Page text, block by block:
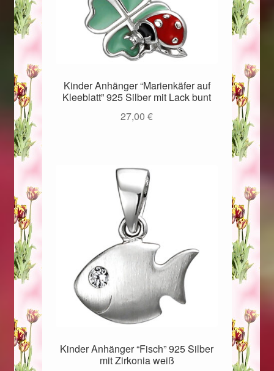
Kinder Anhänger “Marienkäfer auf
Kleeblatt” 925 Silber mit Lack bunt
27,00€
Kinder Anhänger “Fisch” 925 Silber
mit Zirkonia weiß